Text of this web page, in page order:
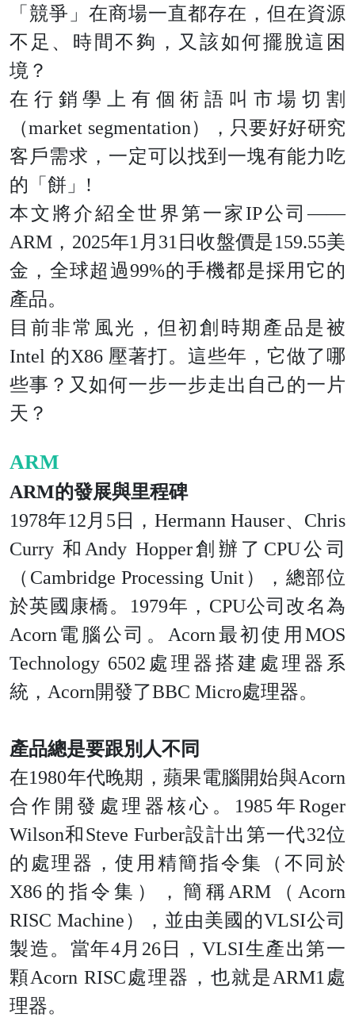
「競爭」在商場一直都存在，但在資源
不足、時間不夠，又該如何擺脫這困
境？
在行銷學上有個術語叫市場切割
（market segmentation），只要好好研究
客戶需求，一定可以找到一塊有能力吃
的「餅」!
本文將介紹全世界第一家IP公司——
ARM，2025年1月31日收盤價是159.55美
金，全球超過99%的手機都是採用它的
產品。
目前非常風光，但初創時期產品是被
Intel 的X86 壓著打。這些年，它做了哪
些事？又如何一步一步走出自己的一片
天？
ARM
ARM的發展與里程碑
1978年12月5日，Hermann Hauser、Chris
Curry 和Andy Hopper創辦了CPU公司
（Cambridge Processing Unit），總部位
於英國康橋。1979年，CPU公司改名為
Acorn電腦公司。Acorn最初使用MOS
Technology 6502處理器搭建處理器系
統，Acorn開發了BBC Micro處理器。
產品總是要跟別人不同
在1980年代晚期，蘋果電腦開始與Acorn
合作開發處理器核心。1985年Roger
Wilson和Steve Furber設計出第一代32位
的處理器，使用精簡指令集（不同於
X86的指令集），簡稱ARM（Acorn
RISC Machine），並由美國的VLSI公司
製造。當年4月26日，VLSI生產出第一
顆Acorn RISC處理器，也就是ARM1處
理器。